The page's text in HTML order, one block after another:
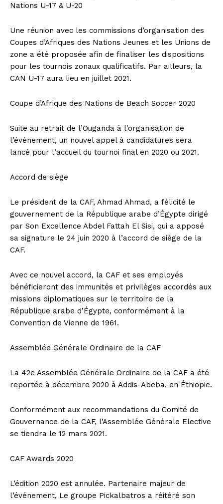
Nations U-17 & U-20
Une réunion avec les commissions d’organisation des
Coupes d’Afriques des Nations Jeunes et les Unions de
zone a été proposée afin de finaliser les dispositions
pour les tournois zonaux qualificatifs. Par ailleurs, la
CAN U-17 aura lieu en juillet 2021.
Coupe d’Afrique des Nations de Beach Soccer 2020
Suite au retrait de l’Ouganda à l’organisation de
l’évènement, un nouvel appel à candidatures sera
lancé pour l’accueil du tournoi final en 2020 ou 2021.
Accord de siège
Le président de la CAF, Ahmad Ahmad, a félicité le
gouvernement de la République arabe d’Égypte dirigé
par Son Excellence Abdel Fattah El Sisi, qui a apposé
sa signature le 24 juin 2020 à l’accord de siège de la
CAF.
Avec ce nouvel accord, la CAF et ses employés
bénéficieront des immunités et privilèges accordés aux
missions diplomatiques sur le territoire de la
République arabe d’Égypte, conformément à la
Convention de Vienne de 1961.
Assemblée Générale Ordinaire de la CAF
La 42e Assemblée Générale Ordinaire de la CAF a été
reportée à décembre 2020 à Addis-Abeba, en Éthiopie.
Conformément aux recommandations du Comité de
Gouvernance de la CAF, l’Assemblée Générale Elective
se tiendra le 12 mars 2021.
CAF Awards 2020
L’édition 2020 est annulée. Partenaire majeur de
l’événement, Le groupe Pickalbatros a réitéré son